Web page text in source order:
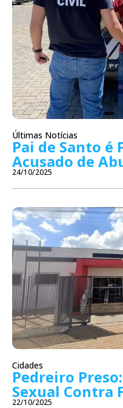
Últimas Notícias
Pai de Santo é
Acusado de
24/10/2025
Cidades
Pedreiro
Sexual Contra
22/10/2025